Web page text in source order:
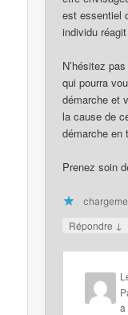
est essentiel
individu
N’hésitez
qui pourra
démarche et
la cause de
démarche en
Prenez soin
Répondre ↓
a